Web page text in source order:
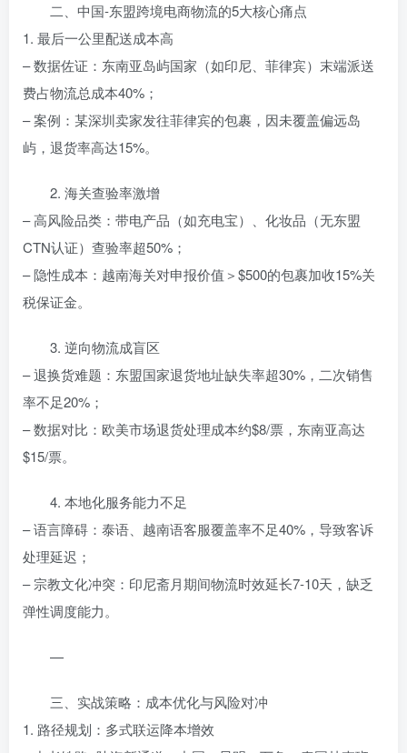
二、中国-东盟跨境电商物流的5大核心痛点
1. 最后一公里配送成本高
– 数据佐证：东南亚岛屿国家（如印尼、菲律宾）末端派送
费占物流总成本40%；
– 案例：某深圳卖家发往菲律宾的包裹，因未覆盖偏远岛
屿，退货率高达15%。
2. 海关查验率激增
– 高风险品类：带电产品（如充电宝）、化妆品（无东盟
CTN认证）查验率超50%；
– 隐性成本：越南海关对申报价值＞$500的包裹加收15%关
税保证金。
3. 逆向物流成盲区
– 退换货难题：东盟国家退货地址缺失率超30%，二次销售
率不足20%；
– 数据对比：欧美市场退货处理成本约$8/票，东南亚高达
$15/票。
4. 本地化服务能力不足
– 语言障碍：泰语、越南语客服覆盖率不足40%，导致客诉
处理延迟；
– 宗教文化冲突：印尼斋月期间物流时效延长7-10天，缺乏
弹性调度能力。
—
三、实战策略：成本优化与风险对冲
1. 路径规划：多式联运降本增效